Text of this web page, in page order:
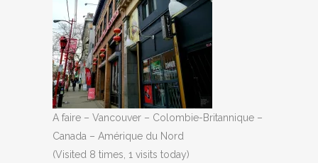
A faire – Vancouver – Colombie-Britannique –
Canada – Amérique du Nord
(Visited 8 times, 1 visits today)